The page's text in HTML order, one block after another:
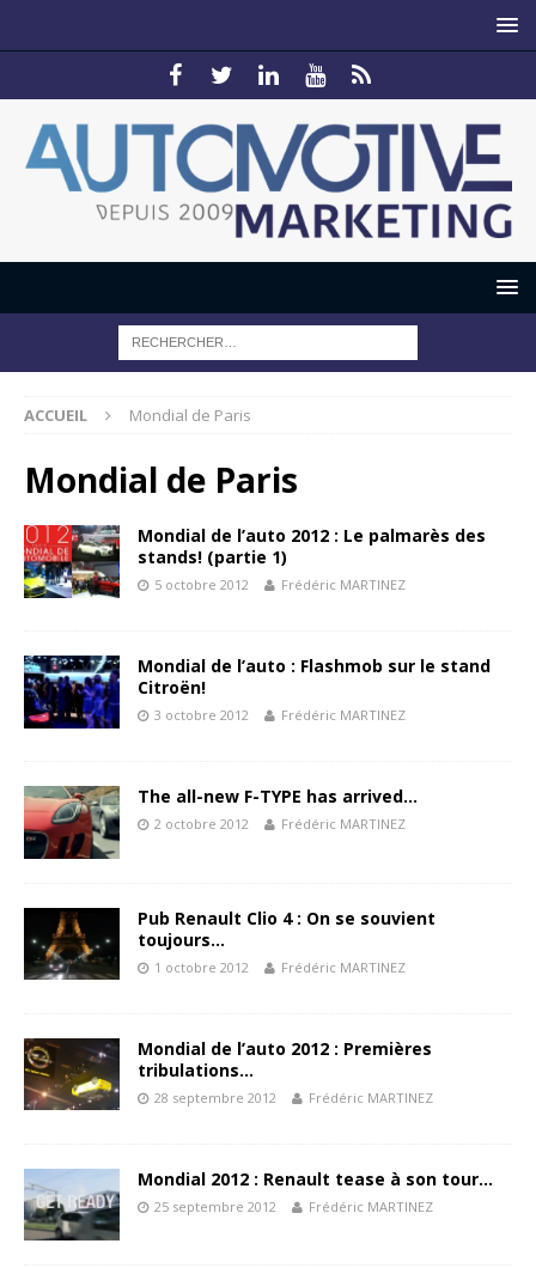
ACCUEIL Mondial de Paris
Mondial de Paris
Mondial de l’auto 2012 : Le palmarès des
stands! (partie 1)
5 octobre 2012 Frédéric MARTINEZ
Mondial de l’auto : Flashmob sur le stand
Citroën!
3 octobre 2012 Frédéric MARTINEZ
The all-new F-TYPE has arrived…
2 octobre 2012 Frédéric MARTINEZ
Pub Renault Clio 4 : On se souvient
toujours…
1 octobre 2012 Frédéric MARTINEZ
Mondial de l’auto 2012 : Premières
tribulations…
28 septembre 2012 Frédéric MARTINEZ
Mondial 2012 : Renault tease à son tour…
25 septembre 2012 Frédéric MARTINEZ